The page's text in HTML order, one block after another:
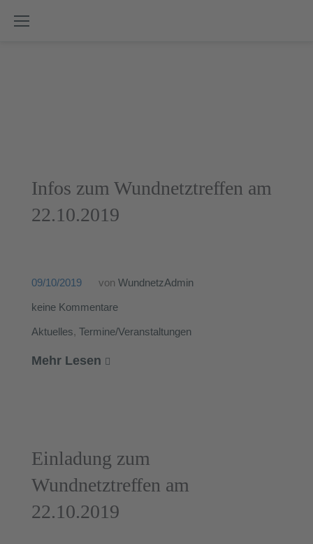
WundnetzAdmin
Infos zum Wundnetztreffen am
22.10.2019
09/10/2019 von WundnetzAdmin
keine Kommentare
Aktuelles, Termine/Veranstaltungen
Mehr Lesen
Einladung zum
Wundnetztreffen am
22.10.2019